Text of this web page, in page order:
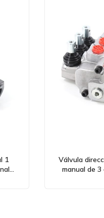
1
Válvula
manual de